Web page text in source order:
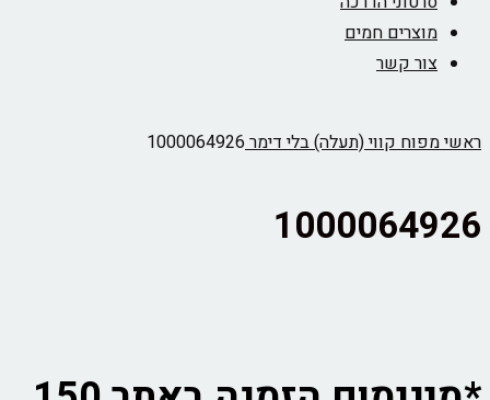
מוצרים חמים
צור קשר
ראשימפוח קווי (תעלה) בלי דימר 1000064926
1000064926